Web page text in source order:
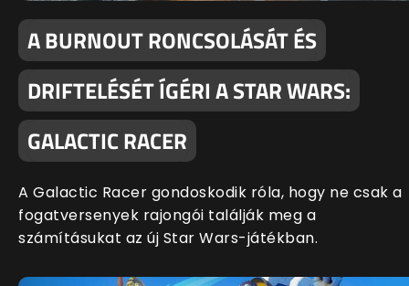
A BURNOUT RONCSOLÁSÁT ÉS
DRIFTELÉSÉT ÍGÉRI A STAR WARS:
GALACTIC RACER
A Galactic Racer gondoskodik róla, hogy ne csak a
fogatversenyek rajongói találják meg a
számításukat az új Star Wars-játékban.